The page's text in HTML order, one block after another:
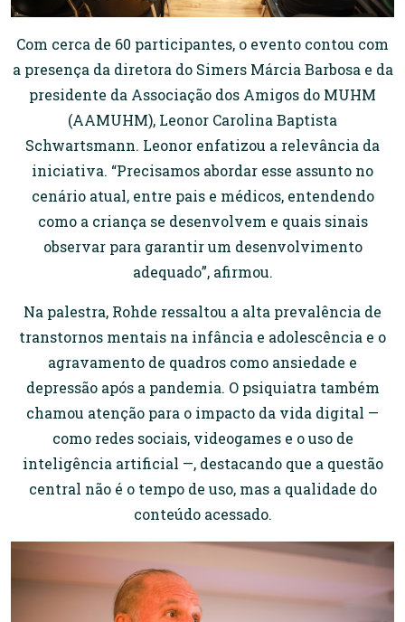
Com cerca de 60 participantes, o evento contou com
a presença da diretora do Simers Márcia Barbosa e da
presidente da Associação dos Amigos do MUHM
(AAMUHM), Leonor Carolina Baptista
Schwartsmann. Leonor enfatizou a relevância da
iniciativa. “Precisamos abordar esse assunto no
cenário atual, entre pais e médicos, entendendo
como a criança se desenvolvem e quais sinais
observar para garantir um desenvolvimento
adequado”, afirmou.
Na palestra, Rohde ressaltou a alta prevalência de
transtornos mentais na infância e adolescência e o
agravamento de quadros como ansiedade e
depressão após a pandemia. O psiquiatra também
chamou atenção para o impacto da vida digital —
como redes sociais, videogames e o uso de
inteligência artificial —, destacando que a questão
central não é o tempo de uso, mas a qualidade do
conteúdo acessado.